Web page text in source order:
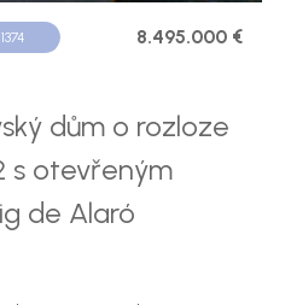
8.495.000 €
dům o rozloze
s otevřeným
de Alaró